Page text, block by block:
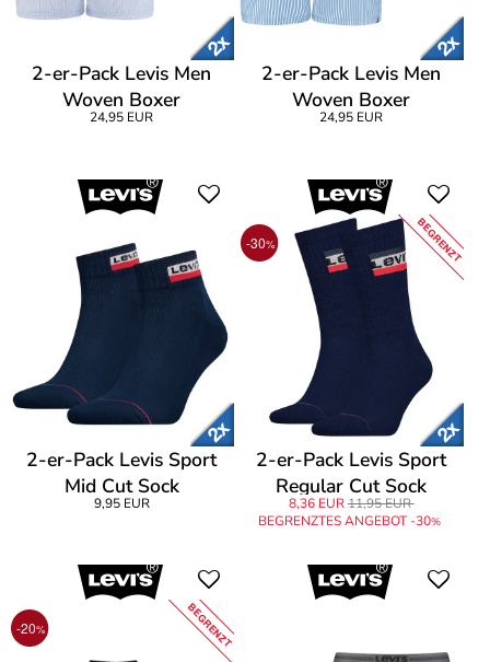
2-er-Pack Levis Men
Woven Boxer
24,95 EUR
2-er-Pack Levis Men
Woven Boxer
24,95 EUR
2-er-Pack Levis Sport
Mid Cut Sock
9,95 EUR
-30% BEGRENZT
2-er-Pack Levis Sport
Regular Cut Sock
8,36 EUR11,95 EUR
BEGRENZTES ANGEBOT -30%
-20% BEGRENZT